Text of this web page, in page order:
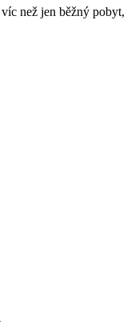
než jen běžný pobyt,